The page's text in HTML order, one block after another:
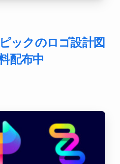
ックのロゴ設計図
配布中